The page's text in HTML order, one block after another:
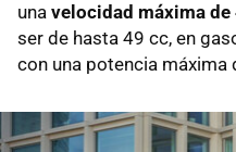
una velocidad máxima de
ser de hasta 49 cc, en
con una potencia máxima